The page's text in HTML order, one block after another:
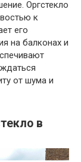
Оргстекло
к
его
на балконах и
от шума и
в